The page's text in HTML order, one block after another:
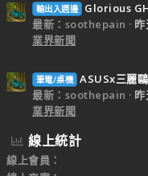
輸出入週邊
Glorious
最新：soothepain
業界新聞
筆電/桌機 ASUSx三麗
最新：soothepain
業界新聞
線上統計
線上會員